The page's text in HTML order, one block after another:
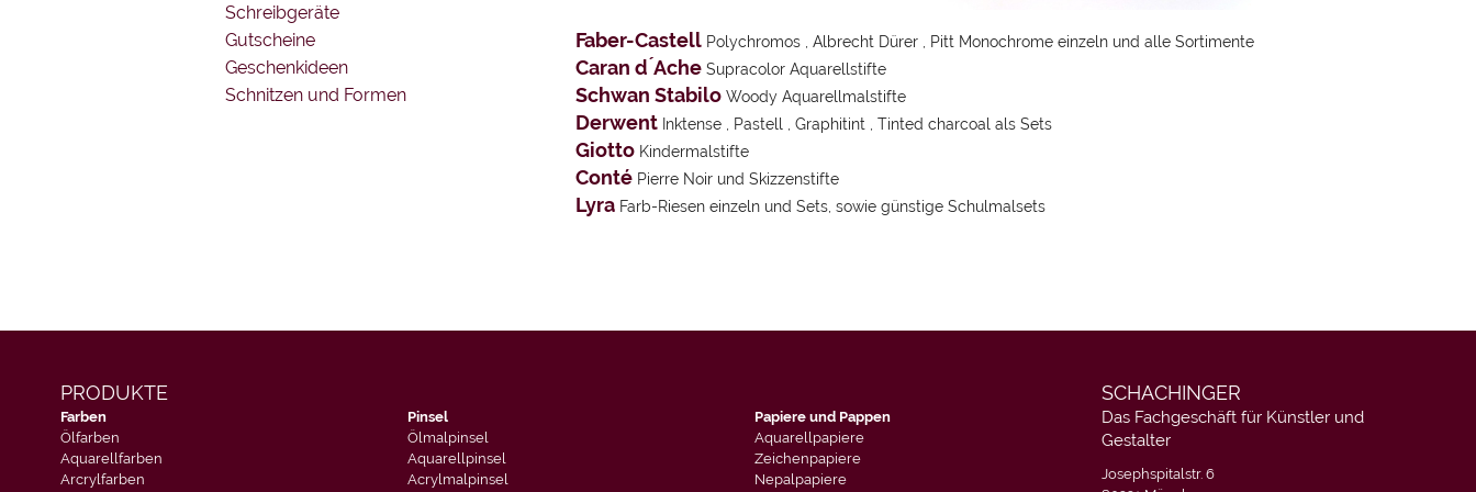
Schreibgeräte
Gutscheine
Geschenkideen
Schnitzen und Formen
Faber-Castell Polychromos ,Albrecht Dürer , Pitt Monochrome einzeln und alle Sortimente
Caran d ́Ache Supracolor Aquarellstifte
Schwan Stabilo Woody Aquarellmalstifte
Derwent Inktense , Pastell ,Graphitint ,Tinted charcoal als Sets
Giotto Kindermalstifte
Conté Pierre Noir undSkizzenstifte
Lyra Farb-Riesen einzeln und Sets, sowie günstige Schulmalsets
PRODUKTE
Farben
Ölfarben
Aquarellfarben
Arcrylfarben
Pinsel
Ölmalpinsel
Aquarellpinsel
Acrylmalpinsel
Papiere und Pappen
Aquarellpapiere
Zeichenpapiere
Nepalpapiere
SCHACHINGER
Das Fachgeschäft für Künstler und
Gestalter
Josephspitalstr. 6